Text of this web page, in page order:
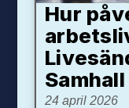
Hur
Samhall
24 april 2026